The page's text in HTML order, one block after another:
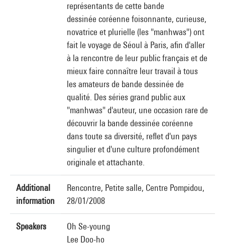
représentants de cette bande
dessinée coréenne foisonnante, curieuse,
novatrice et plurielle (les "manhwas") ont
fait le voyage de Séoul à Paris, afin d'aller
à la rencontre de leur public français et de
mieux faire connaître leur travail à tous
les amateurs de bande dessinée de
qualité. Des séries grand public aux
"manhwas" d'auteur, une occasion rare de
découvrir la bande dessinée coréenne
dans toute sa diversité, reflet d'un pays
singulier et d'une culture profondément
originale et attachante.
Additional
information
Rencontre, Petite salle, Centre Pompidou,
28/01/2008
Speakers
Oh Se-young
Lee Doo-ho